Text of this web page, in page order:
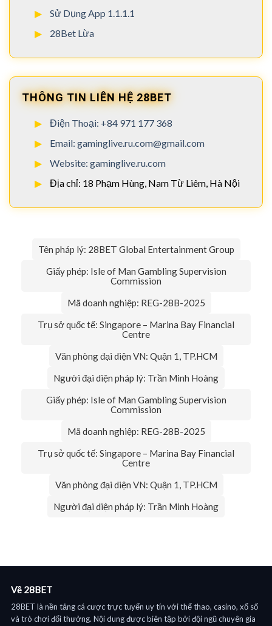
Sử Dụng App 1.1.1.1
28Bet Lừa
THÔNG TIN LIÊN HỆ 28BET
Điện Thoại: +84 971 177 368
Email: gaminglive.ru.com@gmail.com
Website: gaminglive.ru.com
Địa chỉ: 18 Phạm Hùng, Nam Từ Liêm, Hà Nội
Tên pháp lý: 28BET Global Entertainment Group
Giấy phép: Isle of Man Gambling Supervision
Commission
Mã doanh nghiệp: REG-28B-2025
Trụ sở quốc tế: Singapore – Marina Bay Financial
Centre
Văn phòng đại diện VN: Quận 1, TP.HCM
Người đại diện pháp lý: Trần Minh Hoàng
Giấy phép: Isle of Man Gambling Supervision
Commission
Mã doanh nghiệp: REG-28B-2025
Trụ sở quốc tế: Singapore – Marina Bay Financial
Centre
Văn phòng đại diện VN: Quận 1, TP.HCM
Người đại diện pháp lý: Trần Minh Hoàng
Về 28BET
28BET là nền tảng cá cược trực tuyến uy tín với thể thao, casino, xổ số
và trò chơi đổi thưởng. Nội dung được biên tập bởi đội ngũ chuyên gia